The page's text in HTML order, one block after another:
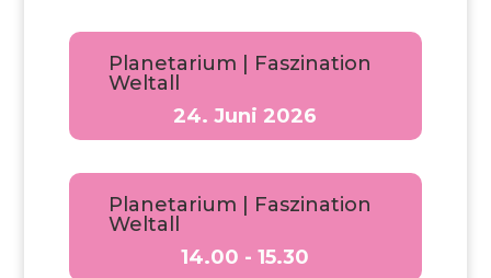
Planetarium | Faszination
Weltall
24. Juni 2026
Planetarium | Faszination
Weltall
14.00 - 15.30